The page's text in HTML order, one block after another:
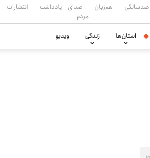
صدسالگی هم‌زبان
صدای
مردم
یادداشت انتشارات
استان‌ها زندگی ویدیو